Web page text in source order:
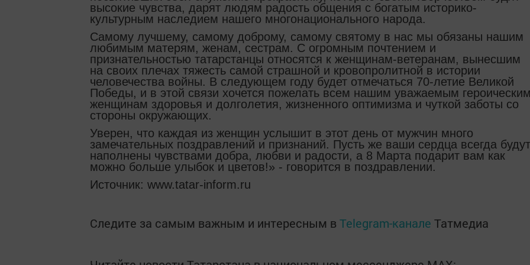
высокие чувства, дарят людям радость общения с богатым историко-
культурным наследием нашего многонационального народа.
Самому лучшему, самому доброму, самому святому в нас мы обязаны нашим
любимым матерям, женам, сестрам. С огромным почтением и
признательностью татарстанцы относятся к женщинам-ветеранам, вынесшим
на своих плечах тяжесть самой страшной и кровопролитной в истории
человечества войны. В следующем году будет отмечаться 70-летие Великой
Победы, и в этой связи хочется пожелать всем нашим уважаемым
женщинам здоровья и долголетия, жизненного оптимизма и чуткой заботы со
стороны окружающих.
Уверен, что каждая из женщин услышит в этот день от мужчин много
замечательных поздравлений и признаний. Пусть же ваши сердца всегда будут
наполнены чувствами добра, любви и радости, а 8 Марта подарит вам как
можно больше улыбок и цветов!» - говорится в поздравлении.
Источник: www.tatar-inform.ru
Следите за самым важным и интересным в Telegram-канале Татмедиа